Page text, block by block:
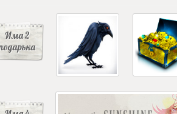
Има 2